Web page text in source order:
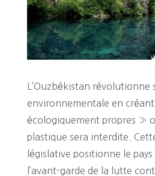
L’Ouzbékistan révolutionne
environnementale en
écologiquement propres »
plastique sera interdite.
législative positionne le pays
l’avant-garde de la lutte